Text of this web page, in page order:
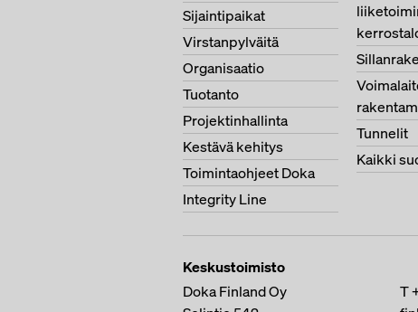
Sijaintipaikat
Virstanpylväitä
Organisaatio
Tuotanto
Projektinhallinta
Kestävä kehitys
Toimintaohjeet Doka
Integrity Line
Tunnelit
Kaikki
Keskustoimisto
Doka Finland Oy
T